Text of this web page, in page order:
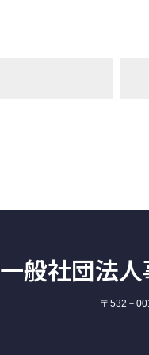
一般社団法
〒532－